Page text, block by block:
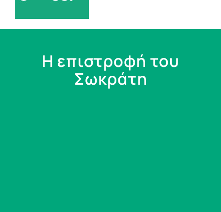
Η επιστροφή του
Σωκράτη